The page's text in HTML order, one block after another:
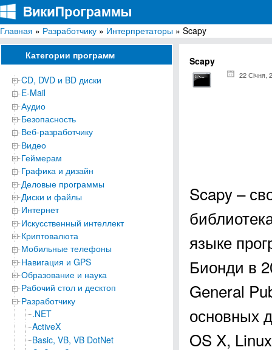
ВикиПрограммы
Энциклопедия бесплатных компьютерных программ для Windows
Главная » Разработчику » Интерпретаторы » Scapy
Категории программ
CD, DVD и BD диски
E-Mail
Аудио
Безопасность
Веб-разработчику
Видео
Геймерам
Графика и дизайн
Деловые программы
Диски и файлы
Интернет
Искусственный интеллект
Криптовалюта
Мобильные телефоны
Навигация и GPS
Образование и наука
Рабочий стол и десктоп
Разработчику
.NET
ActiveX
Basic, VB, VB DotNet
Scapy
22 Січня,
Scapy –
языке
Бионди в
General
основных
OS X,